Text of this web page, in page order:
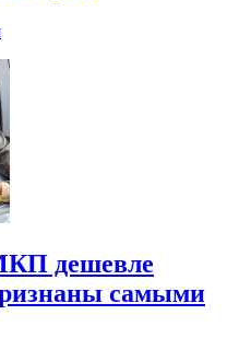
дешевле
самыми